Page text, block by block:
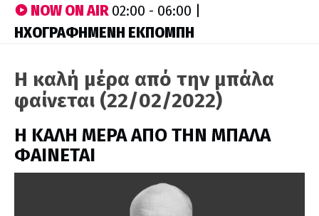
NOW ON AIR02:00 - 06:00 |
ΗΧΟΓΡΑΦΗΜΕΝΗ ΕΚΠΟΜΠΗ
Η καλή μέρα από την μπάλα
φαίνεται (22/02/2022)
H ΚΑΛΗ ΜΕΡΑ ΑΠΟ ΤΗΝ ΜΠΑΛΑ
ΦΑΙΝΕΤΑΙ